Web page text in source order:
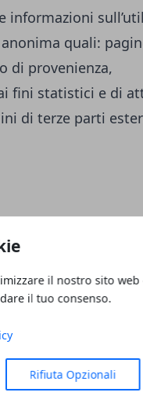
il nostro sito
il tuo consenso.
Rifiuta Opzionali
informazioni
quali:
di provenienza,
fini statistici e di
di terze parti
link: